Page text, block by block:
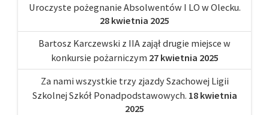
Uroczyste pożegnanie Absolwentów I LO w Olecku.
28 kwietnia 2025
Bartosz Karczewski z IIA zajął drugie miejsce w
konkursie pożarniczym 27 kwietnia 2025
Za nami wszystkie trzy zjazdy Szachowej Ligii
Szkolnej Szkół Ponadpodstawowych. 18 kwietnia
2025